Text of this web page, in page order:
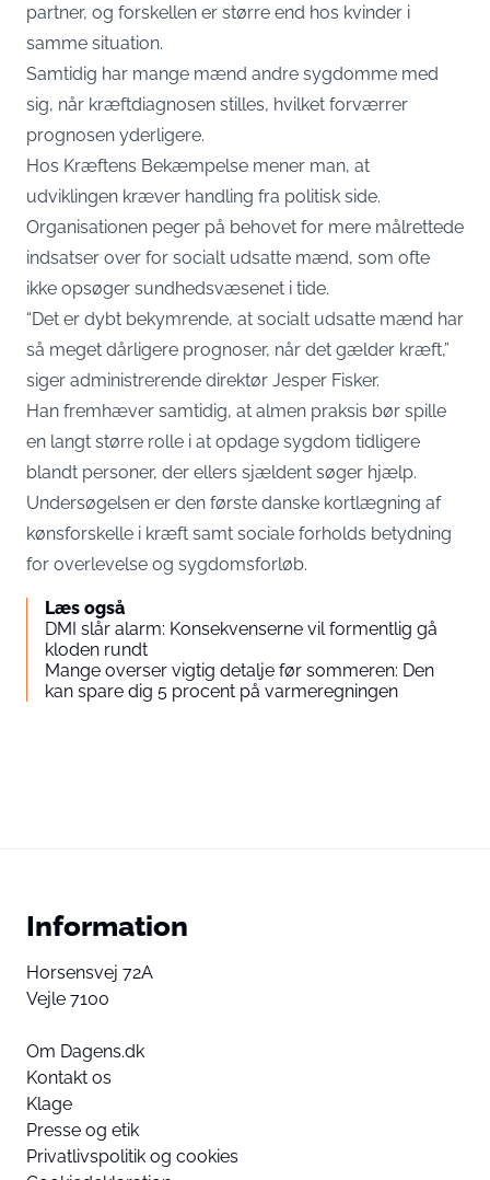
partner, og forskellen er større end hos kvinder i
samme situation.
Samtidig har mange mænd andre sygdomme med
sig, når kræftdiagnosen stilles, hvilket forværrer
prognosen yderligere.
Hos Kræftens Bekæmpelse mener man, at
udviklingen kræver handling fra politisk side.
Organisationen peger på behovet for mere målrettede
indsatser over for socialt udsatte mænd, som ofte
ikke opsøger sundhedsvæsenet i tide.
“Det er dybt bekymrende, at socialt udsatte mænd har
så meget dårligere prognoser, når det gælder kræft,”
siger administrerende direktør Jesper Fisker.
Han fremhæver samtidig, at almen praksis bør spille
en langt større rolle i at opdage sygdom tidligere
blandt personer, der ellers sjældent søger hjælp.
Undersøgelsen er den første danske kortlægning af
kønsforskelle i kræft samt sociale forholds betydning
for overlevelse og sygdomsforløb.
Læs også
DMI slår alarm: Konsekvenserne vil formentlig gå
kloden rundt
Mange overser vigtig detalje før sommeren: Den
kan spare dig 5 procent på varmeregningen
Information
Horsensvej 72A
Vejle 7100
Om Dagens.dk
Kontakt os
Klage
Presse og etik
Privatlivspolitik og cookies